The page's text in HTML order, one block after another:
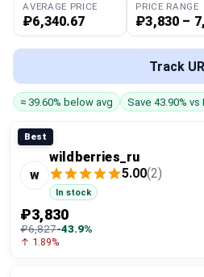
Blog
Compare
Plans & Pricing
Log in
AVERAGE PRICE
₽6,340.67
PRICE RANGE
₽3,830 –
Track
≈ 39.60% below avg Save 43.90% vs
Best
w
wildberries_ru
5.00(2)
In stock
₽3,830
₽6,827-43.9%
↑ 1.89%